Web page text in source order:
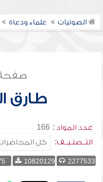
الصوتيات علماء ودعاة
صفحة
طارق
عدد المواد : 166
التــصنـيــف:
2277533
10820129